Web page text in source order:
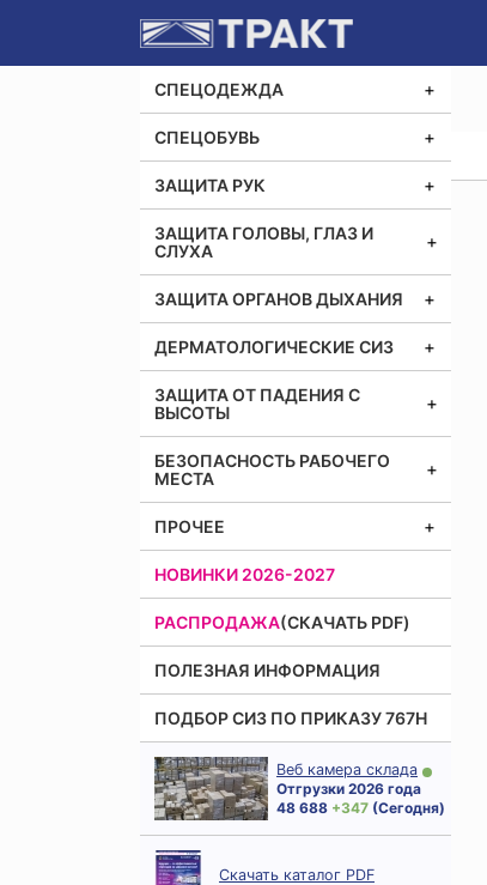
СПЕЦОДЕЖДА
СПЕЦОБУВЬ
ЗАЩИТА РУК
ЗАЩИТА ГОЛОВЫ, ГЛАЗ И
СЛУХА
ЗАЩИТА ОРГАНОВ ДЫХАНИЯ
ДЕРМАТОЛОГИЧЕСКИЕ СИЗ
ЗАЩИТА ОТ ПАДЕНИЯ С
ВЫСОТЫ
БЕЗОПАСНОСТЬ РАБОЧЕГО
МЕСТА
ПРОЧЕЕ
НОВИНКИ 2026-2027
РАСПРОДАЖА(СКАЧАТЬ PDF)
ПОЛЕЗНАЯ ИНФОРМАЦИЯ
ПОДБОР СИЗ ПО ПРИКАЗУ 767Н
Веб камера склада
Отгрузки 2026 года
48 688 + 347 (Сегодня)
Скачать каталог PDF